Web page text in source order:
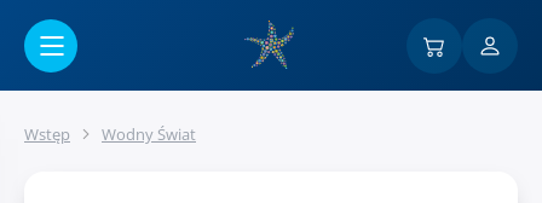
Wstęp Wodny Świat